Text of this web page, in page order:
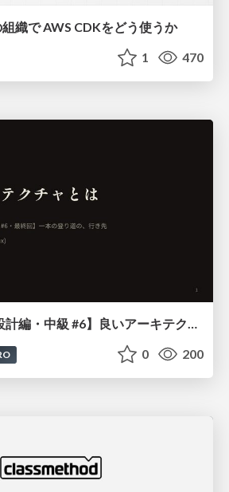
織で AWS CDKをどう使うか
1 470
【やさしく解説 設計編・中級 #6】良いアーキテクチャとは ～ 一本の登り道の、行き先 ～
0 200